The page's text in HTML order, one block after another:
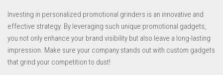
Investing in personalized promotional grinders is an innovative and
effective strategy. By leveraging such unique promotional gadgets,
you not only enhance your brand visibility but also leave a long-lasting
impression. Make sure your company stands out with custom gadgets
that grind your competition to dust!